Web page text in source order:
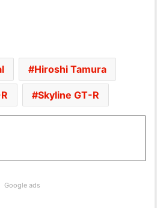
Hiroshi Tamura
Skyline GT-R
Google ads